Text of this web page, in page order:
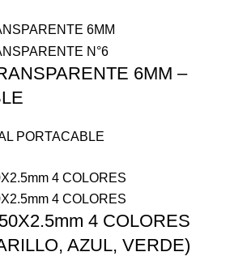
6MM –
PORTACABLE
4 COLORES
AZUL, VERDE)